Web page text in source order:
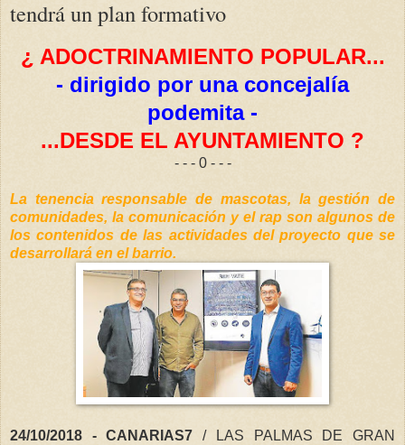
tendrá un plan formativo
¿ ADOCTRINAMIENTO POPULAR...
- dirigido por una concejalía
podemita -
...DESDE EL AYUNTAMIENTO ?
- - - 0 - - -
La tenencia responsable de mascotas, la gestión de
comunidades, la comunicación y el rap son algunos de
los contenidos de las actividades del proyecto que se
desarrollará en el barrio.
24/10/2018 - CANARIAS7/ LAS PALMAS DE GRAN